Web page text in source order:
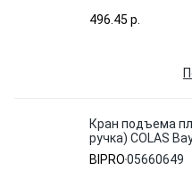
496.45 p.
Кран подъема
ручка) COLAS
BIPRO
BIPRO05660649